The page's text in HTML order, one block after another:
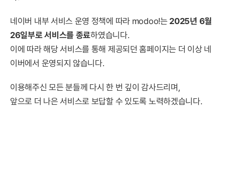
네이버 내부 서비스 운영 정책에 따라 modoo!는 2025년 6월
26일부로 서비스를 종료하였습니다.
이에 따라 해당 서비스를 통해 제공되던 홈페이지는 더 이상 네
이버에서 운영되지 않습니다.
이용해주신 모든 분들께 다시 한 번 깊이 감사드리며,
앞으로 더 나은 서비스로 보답할 수 있도록 노력하겠습니다.